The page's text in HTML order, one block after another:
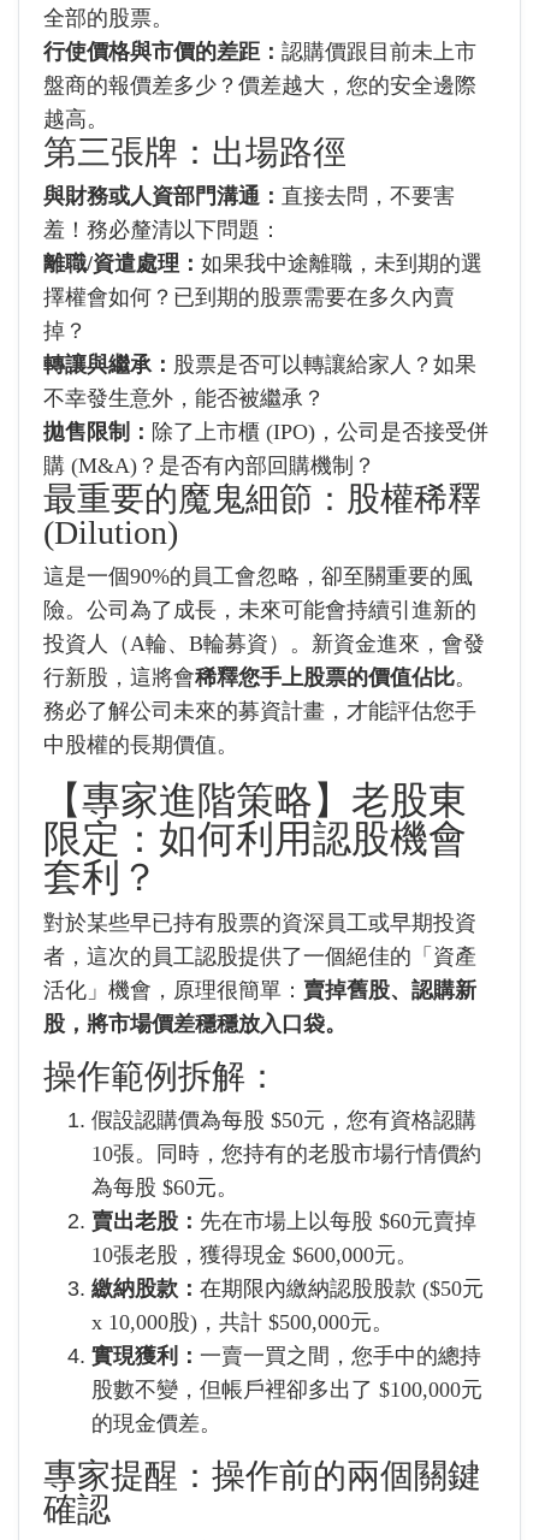
全部的股票。
行使價格與市價的差距： 認購價跟目前未上市
盤商的報價差多少？價差越大，您的安全邊際
越高。
第三張牌：出場路徑
與財務或人資部門溝通： 直接去問，不要害
羞！務必釐清以下問題：
離職/資遣處理： 如果我中途離職，未到期的選
擇權會如何？已到期的股票需要在多久內賣
掉？
轉讓與繼承： 股票是否可以轉讓給家人？如果
不幸發生意外，能否被繼承？
拋售限制： 除了上市櫃 (IPO)，公司是否接受併
購 (M&A)？是否有內部回購機制？
最重要的魔鬼細節：股權稀釋
(Dilution)
這是一個90%的員工會忽略，卻至關重要的風
險。公司為了成長，未來可能會持續引進新的
投資人（A輪、B輪募資）。新資金進來，會發
行新股，這將會稀釋您手上股票的價值佔比。
務必了解公司未來的募資計畫，才能評估您手
中股權的長期價值。
【專家進階策略】老股東
限定：如何利用認股機會
套利？
對於某些早已持有股票的資深員工或早期投資
者，這次的員工認股提供了一個絕佳的「資產
活化」機會，原理很簡單： 賣掉舊股、認購新
股，將市場價差穩穩放入口袋。
操作範例拆解：
假設認購價為每股 $50元，您有資格認購
10張。同時，您持有的老股市場行情價約
為每股 $60元。
賣出老股： 先在市場上以每股 $60元賣掉
10張老股，獲得現金 $600,000元。
繳納股款： 在期限內繳納認股股款 ($50元
x 10,000股)，共計 $500,000元。
實現獲利： 一賣一買之間，您手中的總持
股數不變，但帳戶裡卻多出了 $100,000元
的現金價差。
專家提醒：操作前的兩個關鍵
確認